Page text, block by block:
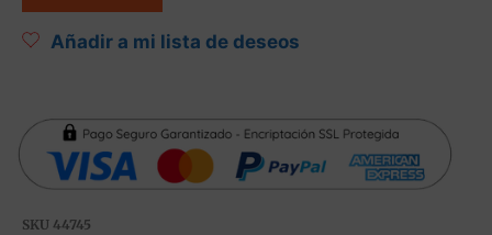
Añadir a mi lista de deseos
SKU 44745